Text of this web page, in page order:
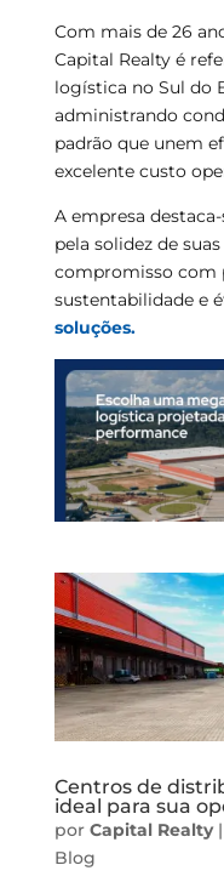
Com mais de 26
Capital Realty é
logística no Sul do
administrando
padrão que unem
excelente custo
A empresa
pela solidez de
compromisso com
sustentabilidade e
soluções.
Centros de
ideal para sua
por Capital Realty|
Blog